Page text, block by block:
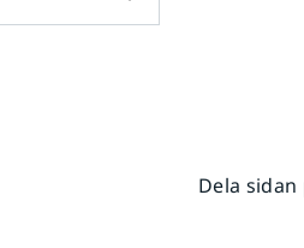
till
havs
för
Dela sidan